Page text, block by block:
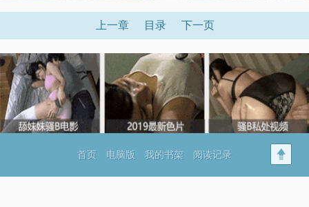
上一章 目录 下一页
首页 电脑版 我的书架 阅读记录